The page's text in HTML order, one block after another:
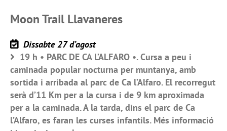
Moon Trail Llavaneres
Dissabte 27 d’agost
19 h • PARC DE CA L’ALFARO •. Cursa a peu i
caminada popular nocturna per muntanya, amb
sortida i arribada al parc de Ca l’Alfaro. El recorregut
serà d’11 Km per a la cursa i de 9 km aproximada
per a la caminada. A la tarda, dins el parc de Ca
l’Alfaro, es faran les curses infantils. Més informació